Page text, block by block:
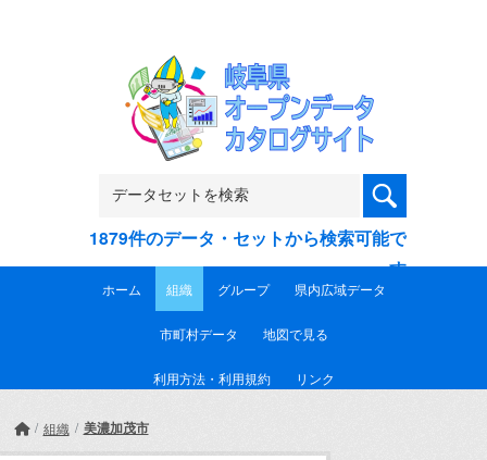
1879件のデータ・セットから検索可能で
す
ホーム 組織 グループ 県内広域データ
市町村データ 地図で見る
利用方法・利用規約 リンク
組織 美濃加茂市